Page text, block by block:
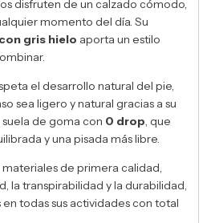
disfruten de un calzado cómodo,
momento del día. Su
gris hielo aporta un estilo
el desarrollo natural del pie,
sea ligero y natural gracias a su
de goma con 0 drop, que
y una pisada más libre.
de primera calidad,
la transpirabilidad y la durabilidad,
todas sus actividades con total